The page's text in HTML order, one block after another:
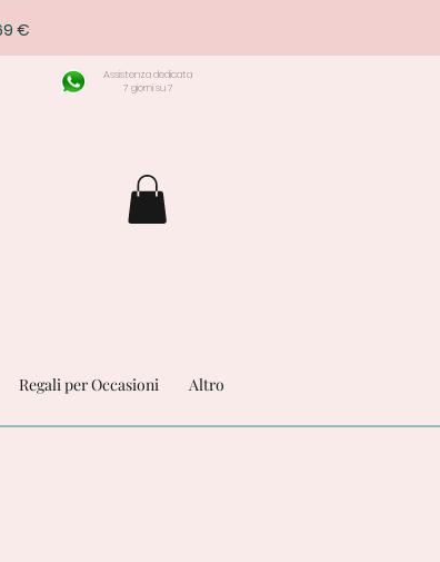
€
Assistenza dedicata
7 giorni su 7
Regali per Occasioni Altro